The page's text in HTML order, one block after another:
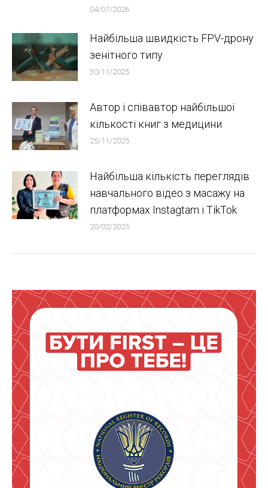
04/07/2026
Найбільша швидкість FPV-дрону
зенітного типу
30/11/2025
Автор і співавтор найбільшої
кількості книг з медицини
25/11/2025
Найбільша кількість переглядів
навчального відео з масажу на
платформах Instagtam i TikTok
20/02/2025